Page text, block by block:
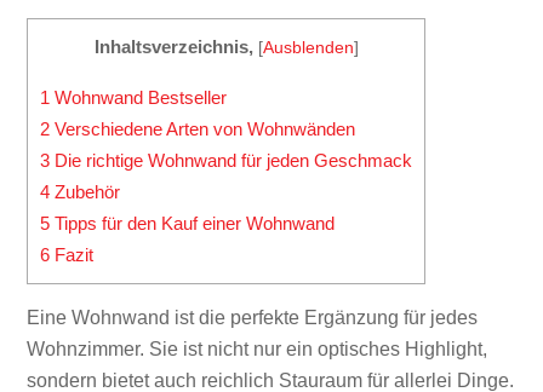
Inhaltsverzeichnis, [Ausblenden]
1 Wohnwand Bestseller
2 Verschiedene Arten von Wohnwänden
3 Die richtige Wohnwand für jeden Geschmack
4 Zubehör
5 Tipps für den Kauf einer Wohnwand
6 Fazit
Eine Wohnwand ist die perfekte Ergänzung für jedes
Wohnzimmer. Sie ist nicht nur ein optisches Highlight,
sondern bietet auch reichlich Stauraum für allerlei Dinge.